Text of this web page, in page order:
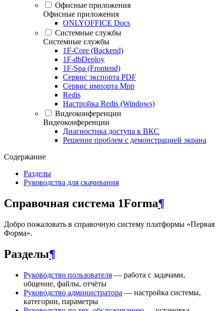
Офисные приложения
Офисные приложения
ONLYOFFICE Docs
Системные службы
Системные службы
1F-Core (Backend)
1F-dbDeploy
1F-Spa (Frontend)
Сервис экспорта PDF
Сервис импорта Mpp
Redis
Настройка Redis (Windows)
Видеоконференции
Видеоконференции
Диагностика доступа к ВКС
Решение проблем с демонстрацией экрана
Содержание
Разделы
Руководства для скачивания
Справочная система 1Forma¶
Добро пожаловать в справочную систему платформы «Первая
Форма».
Разделы¶
Руководство пользователя — работа с задачами,
общение, файлы, отчёты
Руководство администратора — настройка системы,
категории, параметры